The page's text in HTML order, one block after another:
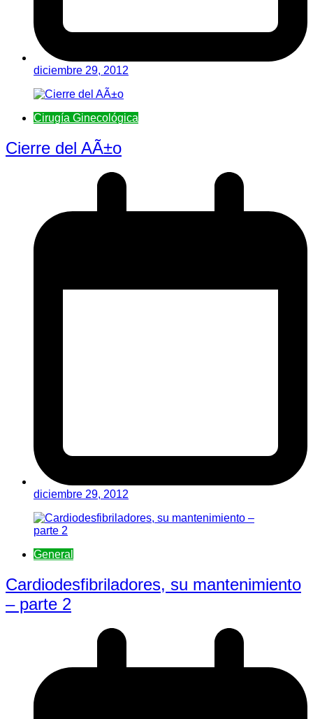
diciembre 29, 2012
Cirugí­a Ginecológica
Cierre del AÃ±o
diciembre 29, 2012
General
Cardiodesfibriladores, su mantenimiento
– parte 2